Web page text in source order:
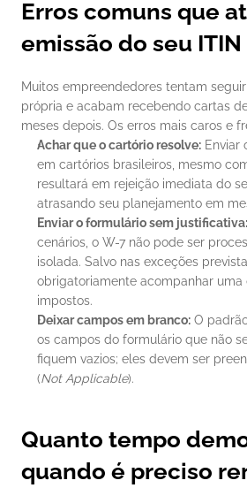
Erros comuns que
emissão do seu ITIN
Muitos empreendedores tentam
própria e acabam recebendo cartas
meses depois. Os erros mais caros e
Achar que o cartório resolve: Enviar
em cartórios brasileiros, mesmo
resultará em rejeição imediata do
atrasando seu planejamento em
Enviar o formulário sem justificativa:
cenários, o W-7 não pode ser
isolada. Salvo nas exceções
obrigatoriamente acompanhar
impostos.
Deixar campos em branco: O
os campos do formulário que não
fiquem vazios; eles devem ser
(Not Applicable).
Quanto tempo
quando é preciso